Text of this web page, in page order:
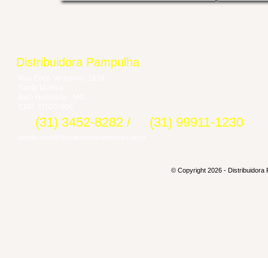
Distribuidora Pampulha
(31) 3452-8282 / (31) 99911-1230
© Copyright 2026 - Distribuidora